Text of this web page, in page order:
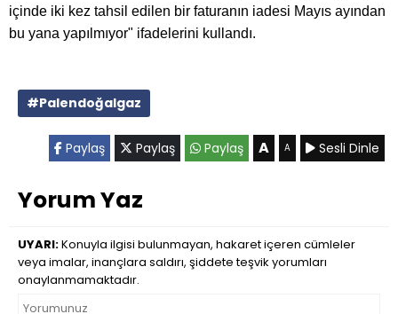
içinde iki kez tahsil edilen bir faturanın iadesi Mayıs ayından
bu yana yapılmıyor" ifadelerini kullandı.
#Palendoğalgaz
Paylaş Paylaş Paylaş A A Sesli Dinle
Yorum Yaz
UYARI:Konuyla ilgisi bulunmayan, hakaret içeren cümleler
veya imalar, inançlara saldırı, şiddete teşvik yorumları
onaylanmamaktadır.